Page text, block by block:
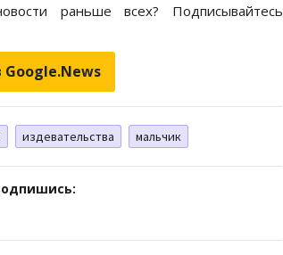
раньше всех? Подписывайтесь
Google.News
издевательства мальчик